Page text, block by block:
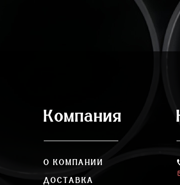
Компания
О КОМПАНИИ
ДОСТАВКА